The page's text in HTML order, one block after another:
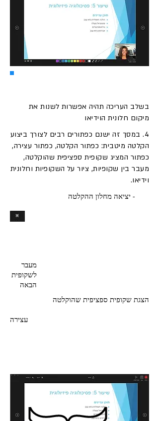
בשלב העריכה תהיה אפשרות לשנות את
מיקום חלונית הוידיאו
4. במסך זה ישנם כפתורים רבים לצורך ביצוע
הקלטה מיטבית: כפתור הקלטה, כפתור עצירה,
כפתור המציג שקופית ספציפית שהוקלטה,
מעבר בין שקופיות, ציור על השקופיות וחלונית
וידיאו.
- יציאה מחלון ההקלטה
מעבר
לשקופית
הבאה
הצגת שקופית ספציפית שהוקלטה
עצירה